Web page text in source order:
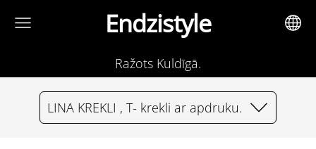
Endzistyle
Ražots Kuldīgā.
LINA KREKLI , T- krekli ar apdruku.